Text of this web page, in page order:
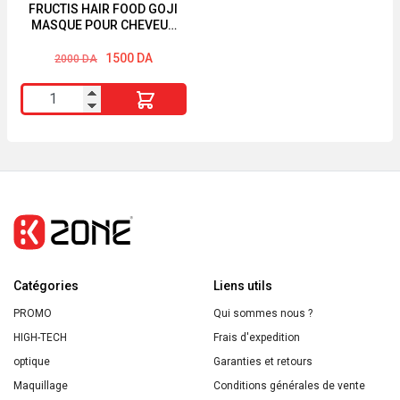
FRUCTIS HAIR FOOD GOJI
MASQUE POUR CHEVEUX
2000DA
Le
initial
était :
2000 DA.
1500 DA
Le
actuel
est :
1500 DA.
quantité
de
GOJI
MASQUE
CHEVEUX
COLORÉS
Catégories
PROMO
HIGH-TECH
optique
Maquillage
Liens utils
Qui sommes nous ?
Frais d'expedition
Garanties et retours
Conditions générales de vente